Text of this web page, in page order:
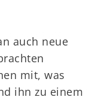
auch neue
mit, was
ihn zu einem